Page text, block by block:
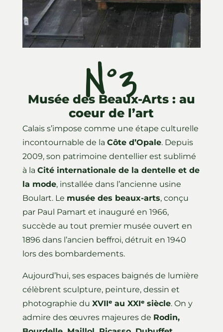
N°3
Musée des Beaux-Arts : au
coeur de l’art
Calais s’impose comme une étape culturelle
incontournable de la Côte d’Opale. Depuis
2009, son patrimoine dentellier est sublimé
à la Cité internationale de la dentelle et de
la mode, installée dans l’ancienne usine
Boulart. Le musée des beaux-arts, conçu
par Paul Pamart et inauguré en 1966,
succède au tout premier musée ouvert en
1896 dans l’ancien beffroi, détruit en 1940
lors des bombardements.
Aujourd’hui, ses espaces baignés de lumière
célèbrent sculpture, peinture, dessin et
photographie du XVIIᵉ au XXIᵉ siècle. On y
admire des œuvres majeures de Rodin,